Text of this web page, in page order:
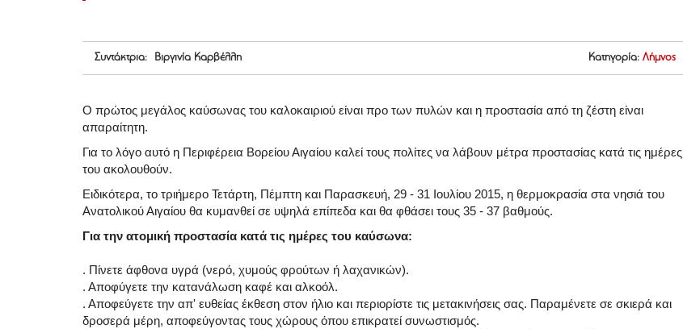
Συντάκτρια: Βιργινία Καρβέλλη Κατηγορία: Λήμνος
Ο πρώτος μεγάλος καύσωνας του καλοκαιριού είναι προ των πυλών και η προστασία από τη ζέστη είναι
απαραίτητη.
Για το λόγο αυτό η Περιφέρεια Βορείου Αιγαίου καλεί τους πολίτες να λάβουν μέτρα προστασίας κατά τις ημέρες
του ακολουθούν.
Ειδικότερα, το τριήμερο Τετάρτη, Πέμπτη και Παρασκευή, 29 - 31 Ιουλίου 2015, η θερμοκρασία στα νησιά του
Ανατολικού Αιγαίου θα κυμανθεί σε υψηλά επίπεδα και θα φθάσει τους 35 - 37 βαθμούς.
Για την ατομική προστασία κατά τις ημέρες του καύσωνα:
. Πίνετε άφθονα υγρά (νερό, χυμούς φρούτων ή λαχανικών).
. Αποφύγετε την κατανάλωση καφέ και αλκοόλ.
. Αποφεύγετε την απ' ευθείας έκθεση στον ήλιο και περιορίστε τις μετακινήσεις σας. Παραμένετε σε σκιερά και
δροσερά μέρη, αποφεύγοντας τους χώρους όπου επικρατεί συνωστισμός.